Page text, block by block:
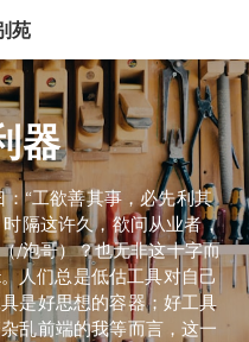
苑
器
“工欲善其事，必先利其
隔这许久，欲问从业者，
/泡哥）？也无非这十字而
人们总是低估工具对自己
是好思想的容器；好工具
乱前端的我等而言，这一